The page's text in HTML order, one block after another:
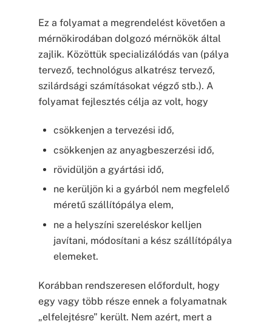
Ez a folyamat a megrendelést követően a
mérnökirodában dolgozó mérnökök által
zajlik. Közöttük specializálódás van (pálya
tervező, technológus alkatrész tervező,
szilárdsági számításokat végző stb.). A
folyamat fejlesztés célja az volt, hogy
csökkenjen a tervezési idő,
csökkenjen az anyagbeszerzési idő,
rövidüljön a gyártási idő,
ne kerüljön ki a gyárból nem megfelelő
méretű szállítópálya elem,
ne a helyszíni szereléskor kelljen
javítani, módosítani a kész szállítópálya
elemeket.
Korábban rendszeresen előfordult, hogy
egy vagy több része ennek a folyamatnak
„elfelejtésre” került. Nem azért, mert a